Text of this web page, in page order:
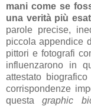
mani come se
una verità più
parole precise,
piccola appendice
pittori e fotografi
influenzarono in
attestato
corrispondenze
questagraphic